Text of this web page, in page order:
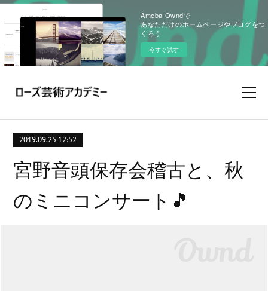
Ameba Owndで
あなただけのホームページやブログをつ
くろう
今すぐ試す
2019.09.25 12:52
宮野音頭保存会稽古と、秋
のミニコンサート🎵